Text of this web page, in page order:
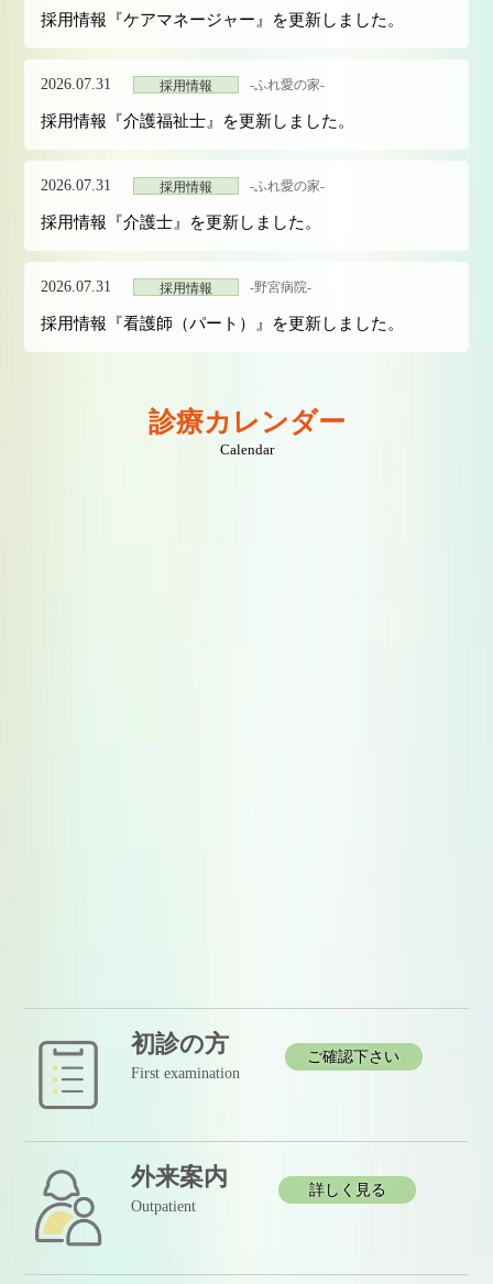
採用情報『ケアマネージャー』を更新しました。
2026.07.31 採用情報 -ふれ愛の家-
採用情報『介護福祉士』を更新しました。
2026.07.31 採用情報 -ふれ愛の家-
採用情報『介護士』を更新しました。
2026.07.31 採用情報 -野宮病院-
採用情報『看護師（パート）』を更新しました。
診療カレンダー
Calendar
初診の方
First examination
ご確認下さい
外来案内
Outpatient
詳しく見る